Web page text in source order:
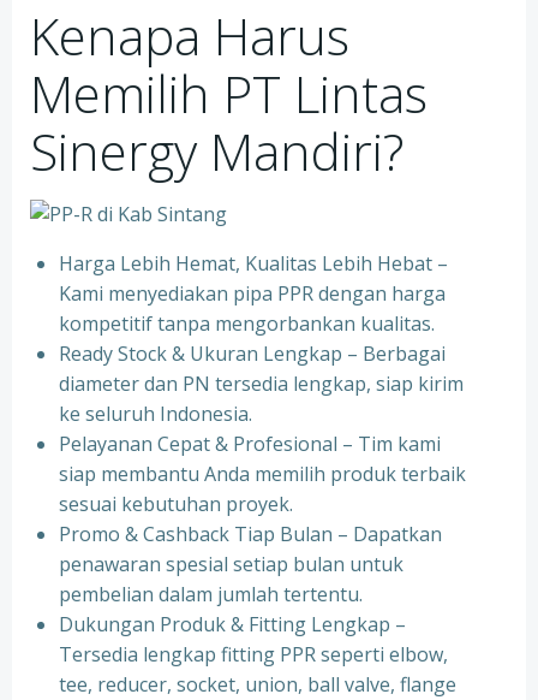
Kenapa Harus
Memilih PT Lintas
Sinergy Mandiri?
Harga Lebih Hemat, Kualitas Lebih Hebat –
Kami menyediakan pipa PPR dengan harga
kompetitif tanpa mengorbankan kualitas.
⁠Ready Stock & Ukuran Lengkap – Berbagai
diameter dan PN tersedia lengkap, siap kirim
ke seluruh Indonesia.
⁠Pelayanan Cepat & Profesional – Tim kami
siap membantu Anda memilih produk terbaik
sesuai kebutuhan proyek.
⁠Promo & Cashback Tiap Bulan – Dapatkan
penawaran spesial setiap bulan untuk
pembelian dalam jumlah tertentu.
⁠Dukungan Produk & Fitting Lengkap –
Tersedia lengkap fitting PPR seperti elbow,
tee, reducer, socket, union, ball valve, flange